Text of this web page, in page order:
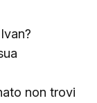
non trovi